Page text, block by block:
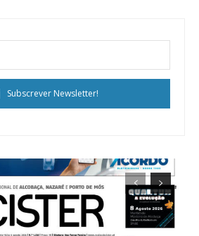
Subscrever Newsletter!